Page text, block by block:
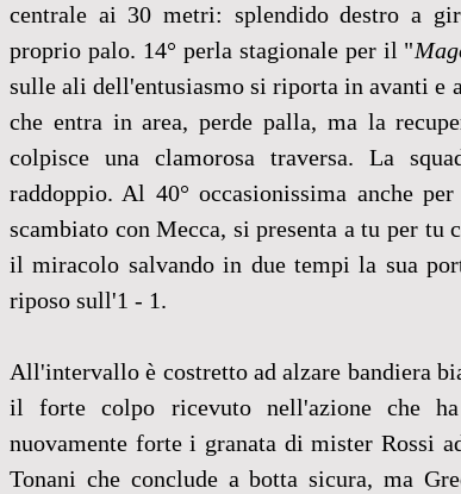
centrale ai 30 metri: splendido destro a
proprio palo. 14° perla stagionale per il "
sulle ali dell'entusiasmo si riporta in avanti e
che entra in area, perde palla, ma la
colpisce una clamorosa traversa. La
raddoppio. Al 40° occasionissima anche
scambiato con Mecca, si presenta a tu per
il miracolo salvando in due tempi la sua
riposo sull'1 - 1.
All'intervallo è costretto ad alzare bandiera
il forte colpo ricevuto nell'azione che
nuovamente forte i granata di mister Rossi
Tonani che conclude a botta sicura, ma